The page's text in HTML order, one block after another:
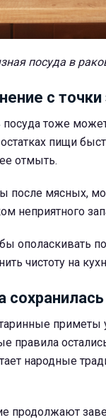
посуда в
с
посуда тоже
пищи
отмыть.
после мясных,
неприятного
ополаскивать
чистоту на
правила
народные
продолжают